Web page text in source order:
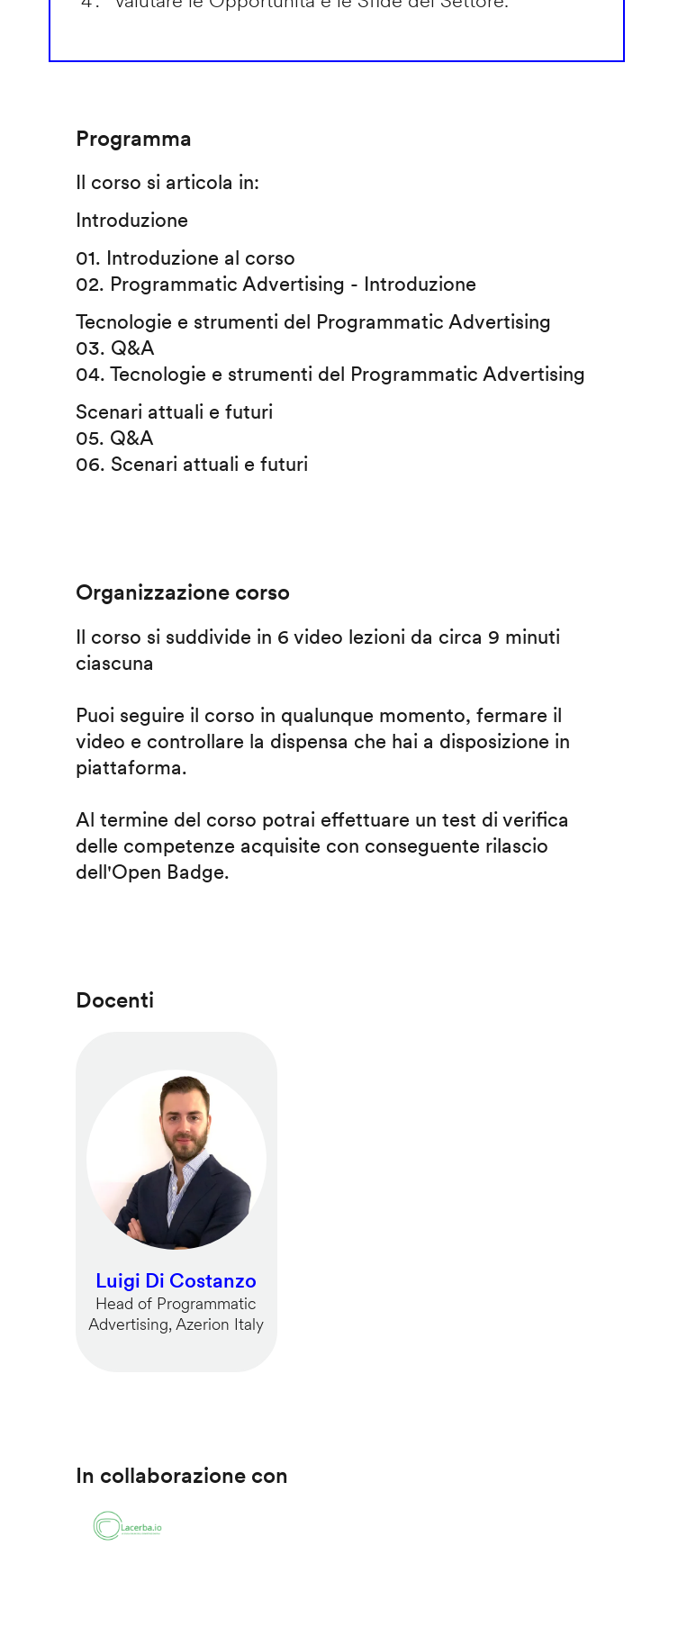
Programma
Il corso si articola in:
Introduzione
01. Introduzione al corso
02. Programmatic Advertising - Introduzione
Tecnologie e strumenti del Programmatic Advertising
03. Q&A
04. Tecnologie e strumenti del Programmatic Advertising
Scenari attuali e futuri
05. Q&A
06. Scenari attuali e futuri
Organizzazione corso
Il corso si suddivide in 6 video lezioni da circa 9 minuti
ciascuna
Puoi seguire il corso in qualunque momento, fermare il
video e controllare la dispensa che hai a disposizione in
piattaforma.
Al termine del corso potrai effettuare un test di verifica
delle competenze acquisite con conseguente rilascio
dell'Open Badge.
Docenti
Luigi Di Costanzo
Head of Programmatic
Advertising, Azerion Italy
In collaborazione con